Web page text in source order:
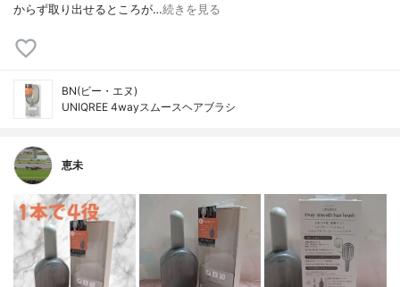
からず取り出せるところが…続きを見る
BN(ビー・エヌ)
UNIQREE 4wayスムースヘアブラシ
恵未